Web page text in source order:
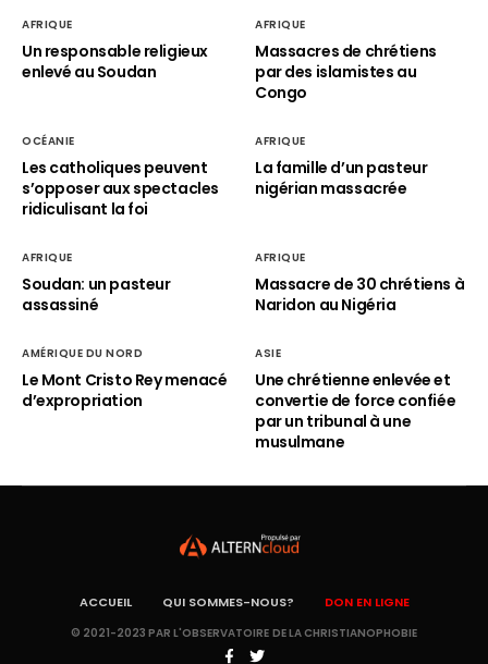
AFRIQUE
Un responsable religieux
enlevé au Soudan
AFRIQUE
Massacres de chrétiens
par des islamistes au
Congo
OCÉANIE
Les catholiques peuvent
s’opposer aux spectacles
ridiculisant la foi
AFRIQUE
La famille d’un pasteur
nigérian massacrée
AFRIQUE
Soudan: un pasteur
assassiné
AFRIQUE
Massacre de 30 chrétiens à
Naridon au Nigéria
AMÉRIQUE DU NORD
Le Mont Cristo Rey menacé
d’expropriation
ASIE
Une chrétienne enlevée et
convertie de force confiée
par un tribunal à une
musulmane
ACCUEIL QUI SOMMES-NOUS? DON EN LIGNE
© 2021-2023 PAR L'OBSERVATOIRE DE LA CHRISTIANOPHOBIE